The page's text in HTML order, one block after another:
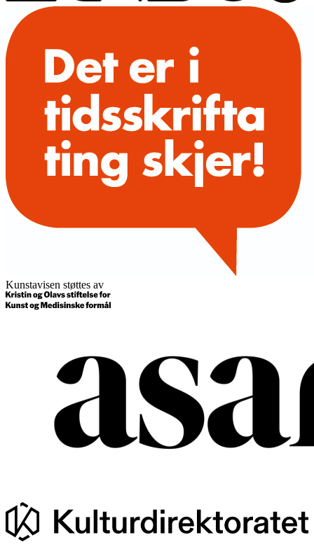
Kunstavisen støttes av